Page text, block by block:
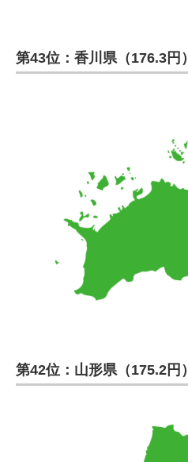
第43位：香川県（176.3円）
第42位：山形県（175.2円）